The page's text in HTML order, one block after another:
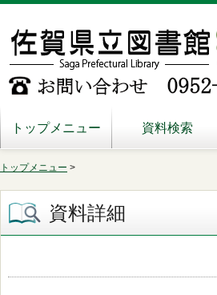
トップメニュー 資料検索
トップメニュー >
資料詳細